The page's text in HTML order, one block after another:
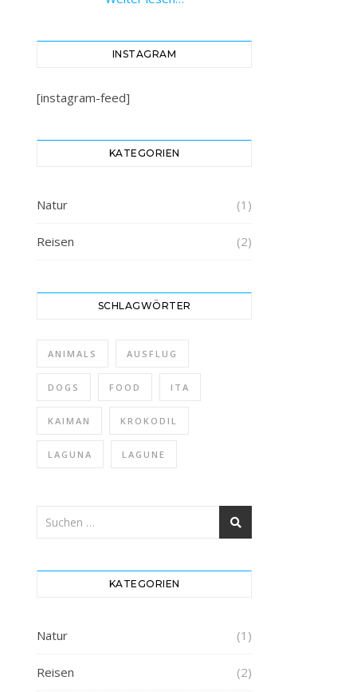
INSTAGRAM
[instagram-feed]
KATEGORIEN
Natur (1)
Reisen (2)
SCHLAGWÖRTER
ANIMALS AUSFLUG
DOGS FOOD ITA
KAIMAN KROKODIL
LAGUNA LAGUNE
KATEGORIEN
Natur (1)
Reisen (2)